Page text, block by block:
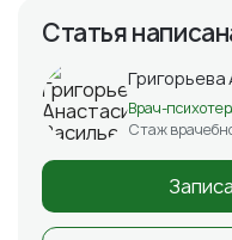
Статья
Григорьева
Врач-
Стаж